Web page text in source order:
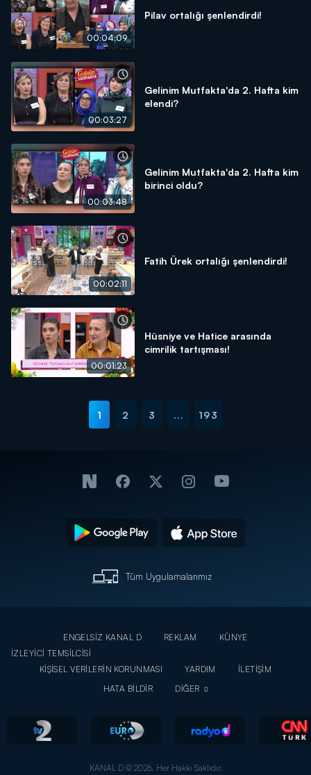
00:04:09
Pilav ortalığı şenlendirdi!
00:03:27
Gelinim Mutfakta'da 2. Hafta kim
elendi?
00:03:48
Gelinim Mutfakta'da 2. Hafta kim
birinci oldu?
00:02:11
Fatih Ürek ortalığı şenlendirdi!
00:01:23
Hüsniye ve Hatice arasında
cimrilik tartışması!
1 2 3 ... 193
Tüm Uygulamalarımız
ENGELSİZ KANAL D REKLAM
KÜNYE
İZLEYİCİ TEMSİLCİSİ
KİŞİSEL VERİLERİN KORUNMASI
YARDIM
İLETİŞİM
HATA BİLDİR
DİĞER
KANAL D © 2026. Her Hakkı Saklıdır.